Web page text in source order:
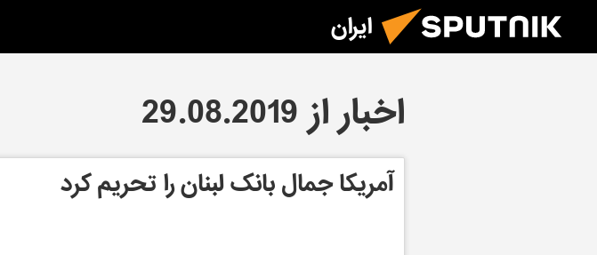
ایران
اخبار از 29.08.2019
آمریکا جمال بانک لبنان را تحریم کرد